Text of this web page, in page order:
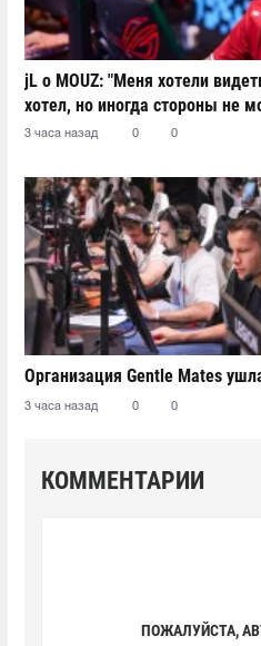
jL о MOUZ: "Меня хотели
хотел, но иногда стороны не
3 часа назад 0 0
Организация Gentle Mates
3 часа назад 0 0
КОММЕНТАРИИ
ПОЖАЛУЙСТА,